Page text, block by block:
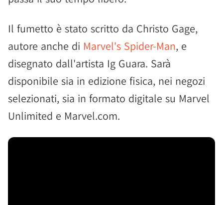
Il fumetto è stato scritto da Christo Gage,
autore anche di Marvel's Spider-Man, e
disegnato dall'artista Ig Guara. Sarà
disponibile sia in edizione fisica, nei negozi
selezionati, sia in formato digitale su Marvel
Unlimited e Marvel.com.